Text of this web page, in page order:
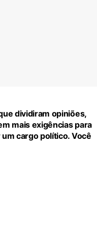
dividiram opiniões,
mais exigências para
cargo político. Você